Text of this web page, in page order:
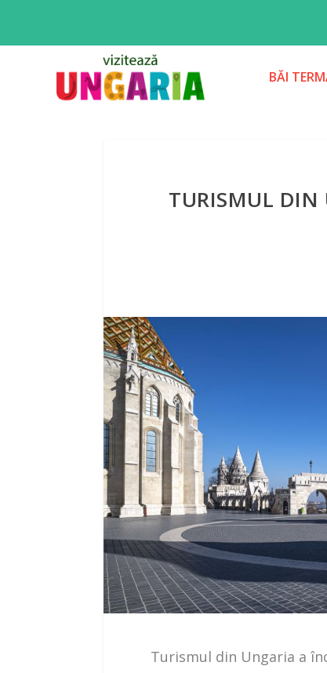
BĂI
TURISMUL DIN
Turismul din Ungaria a